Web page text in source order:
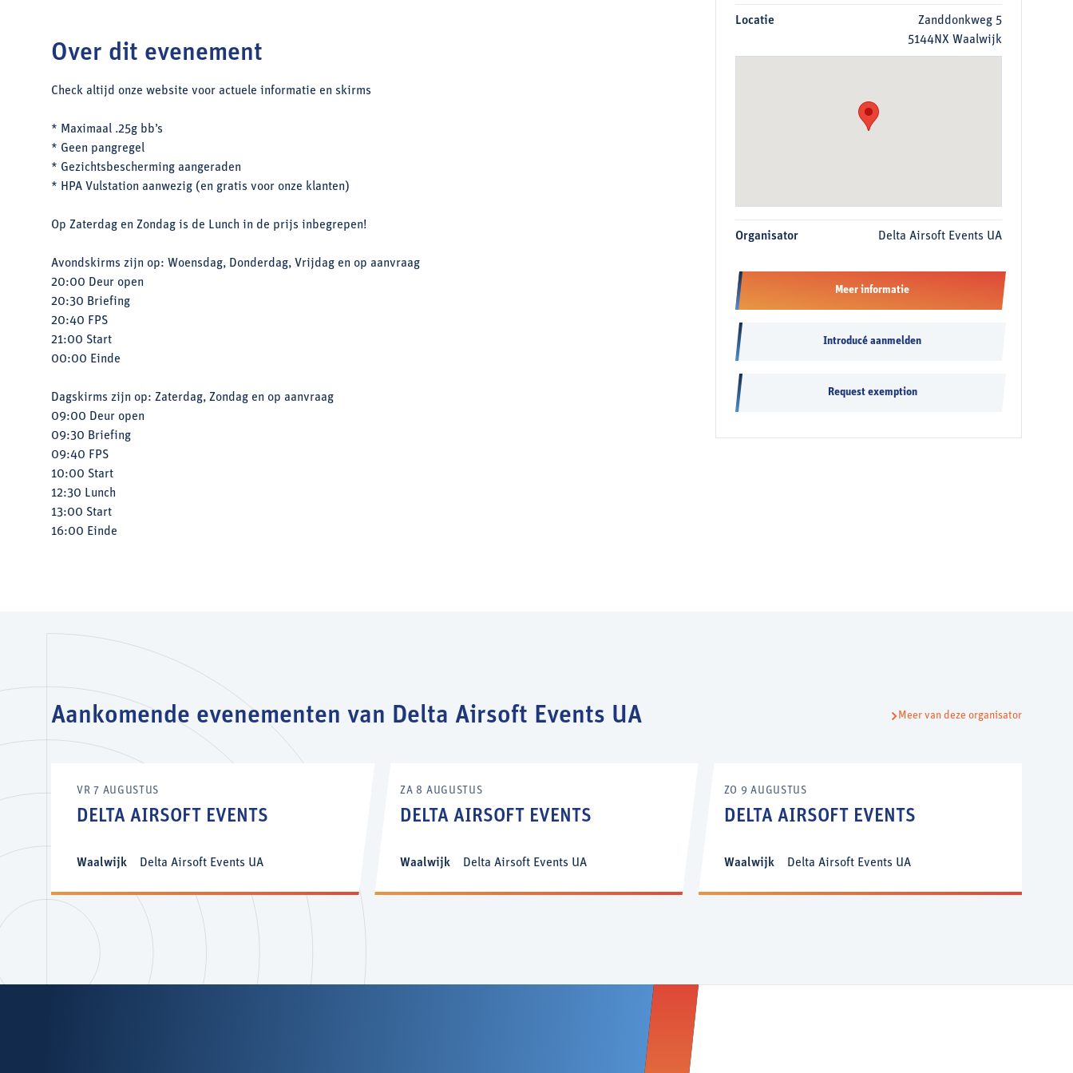
Locatie
Zanddonkweg 5
5144NX Waalwijk
Organisator Delta Airsoft Events UA
Meer informatie
Introducé aanmelden
Request exemption
Over dit evenement
Check altijd onze website voor actuele informatie en skirms
* Maximaal .25g bb’s
* Geen pangregel
* Gezichtsbescherming aangeraden
* HPA Vulstation aanwezig (en gratis voor onze klanten)
Op Zaterdag en Zondag is de Lunch in de prijs inbegrepen!
Avondskirms zijn op: Woensdag, Donderdag, Vrijdag en op aanvraag
20:00 Deur open
20:30 Briefing
20:40 FPS
21:00 Start
00:00 Einde
Dagskirms zijn op: Zaterdag, Zondag en op aanvraag
09:00 Deur open
09:30 Briefing
09:40 FPS
10:00 Start
12:30 Lunch
13:00 Start
16:00 Einde
Aankomende evenementen van Delta Airsoft Events UA Meer van deze organisator
VR 7 AUGUSTUS
DELTA AIRSOFT EVENTS
Waalwijk Delta Airsoft Events UA
ZA 8 AUGUSTUS
DELTA AIRSOFT EVENTS
Waalwijk Delta Airsoft Events UA
ZO 9 AUGUSTUS
DELTA AIRSOFT EVENTS
Waalwijk Delta Airsoft Events UA